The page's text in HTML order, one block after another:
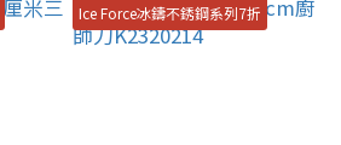
Ice Force冰鑄不銹鋼系列7折